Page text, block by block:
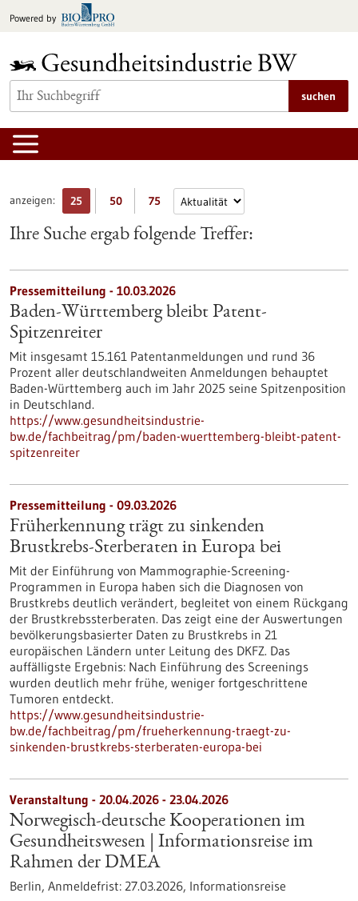
Inhalt
Powered by
suchen
anzeigen: 25 50 75
Ihre Suche ergab folgende Treffer:
Pressemitteilung - 10.03.2026
Baden-Württemberg bleibt Patent-
Spitzenreiter
Mit insgesamt 15.161 Patentanmeldungen und rund 36
Prozent aller deutschlandweiten Anmeldungen behauptet
Baden-Württemberg auch im Jahr 2025 seine Spitzenposition
in Deutschland.
https://www.gesundheitsindustrie-
bw.de/fachbeitrag/pm/baden-wuerttemberg-bleibt-patent-
spitzenreiter
Pressemitteilung - 09.03.2026
Früherkennung trägt zu sinkenden
Brustkrebs-Sterberaten in Europa bei
Mit der Einführung von Mammographie-Screening-
Programmen in Europa haben sich die Diagnosen von
Brustkrebs deutlich verändert, begleitet von einem Rückgang
der Brustkrebssterberaten. Das zeigt eine der Auswertungen
bevölkerungsbasierter Daten zu Brustkrebs in 21
europäischen Ländern unter Leitung des DKFZ. Das
auffälligste Ergebnis: Nach Einführung des Screenings
wurden deutlich mehr frühe, weniger fortgeschrittene
Tumoren entdeckt.
https://www.gesundheitsindustrie-
bw.de/fachbeitrag/pm/frueherkennung-traegt-zu-
sinkenden-brustkrebs-sterberaten-europa-bei
Veranstaltung - 20.04.2026 - 23.04.2026
Norwegisch-deutsche Kooperationen im
Gesundheitswesen | Informationsreise im
Rahmen der DMEA
Berlin, Anmeldefrist: 27.03.2026, Informationsreise